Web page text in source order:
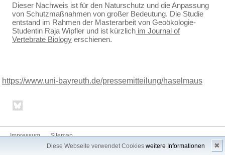
Diese Webseite verwendet Cookies weitere Informationen ✖
Dieser Nachweis ist für den Naturschutz und die Anpassung
von Schutzmaßnahmen von großer Bedeutung. Die Studie
entstand im Rahmen der Masterarbeit von Geoökologie-
Studentin Raja Wipfler und ist kürzlich im Journal of
Vertebrate Biology erschienen.
https://www.uni-bayreuth.de/pressemitteilung/haselmaus
Impressum Sitemap